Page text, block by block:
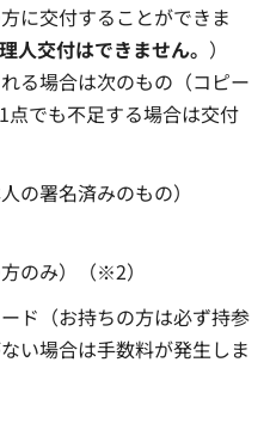
に交付することができま
人交付はできません。 ）
る場合は次のもの（コピー
点でも不足する場合は交付
の署名済みのもの）
のみ）（※2）
ド（お持ちの方は必ず持参
い場合は手数料が発生しま